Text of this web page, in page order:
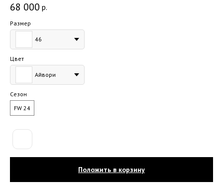
68 000 р.
Размер
46
Цвет
Айвори
Сезон
FW 24
Положить в корзину